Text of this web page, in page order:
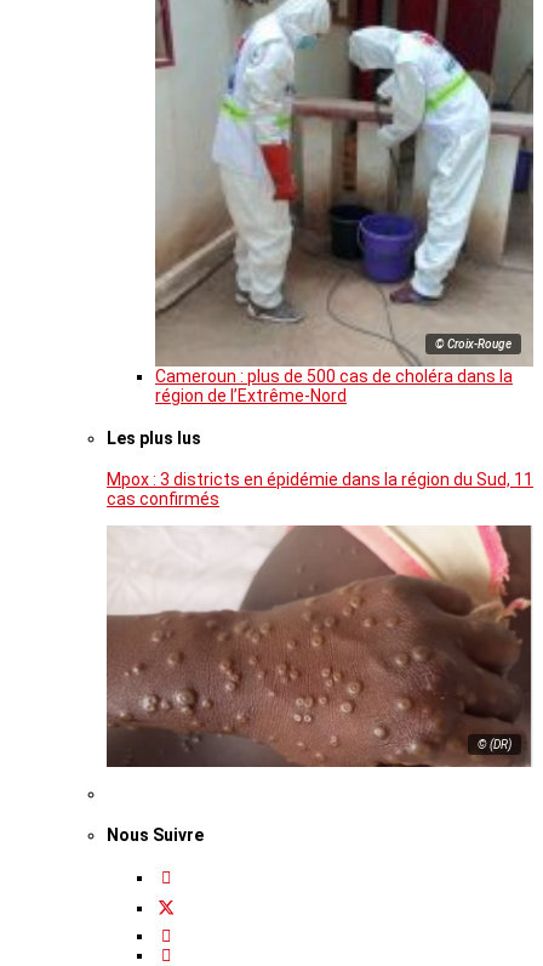
© Croix-Rouge
Cameroun : plus de 500 cas de choléra dans la
région de l’Extrême-Nord
Les plus lus
Mpox : 3 districts en épidémie dans la région du Sud, 11
cas confirmés
© (DR)
Nous Suivre